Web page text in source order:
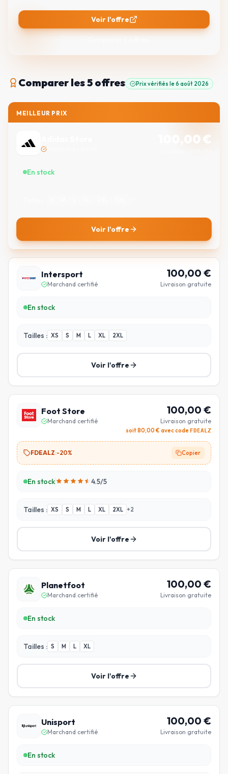
Voir l'offre
Comparerles 5 offres Prix vérifiés le6 août 2026
MEILLEUR PRIX
100,00€
En stock
Voir l'offre
Intersport
Marchand certifié
100,00 €
Livraison gratuite
En stock
Tailles : XS S M L XL 2XL
Voir l'offre
Foot Store
Marchand certifié
100,00 €
Livraison gratuite
soit80,00€ avec code FDEALZ
FDEALZ:-20% Copier
En stock 4.5/5
Tailles : XS S M L XL 2XL +2
Voir l'offre
Planetfoot
Marchand certifié
100,00 €
Livraison gratuite
En stock
Tailles : S M L XL
Voir l'offre
Unisport
Marchand certifié
100,00 €
Livraison gratuite
En stock